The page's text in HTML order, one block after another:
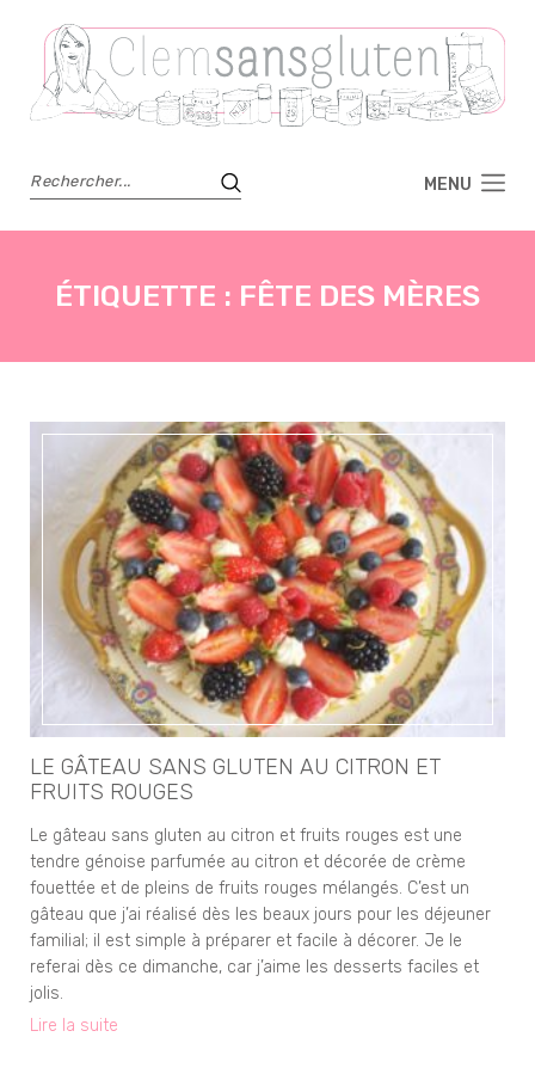
MENU
ÉTIQUETTE : FÊTE DES MÈRES
LE GÂTEAU SANS GLUTEN AU CITRON ET
FRUITS ROUGES
Le gâteau sans gluten au citron et fruits rouges est une
tendre génoise parfumée au citron et décorée de crème
fouettée et de pleins de fruits rouges mélangés. C’est un
gâteau que j’ai réalisé dès les beaux jours pour les déjeuner
familial; il est simple à préparer et facile à décorer. Je le
referai dès ce dimanche, car j’aime les desserts faciles et
jolis.
Lire la suite